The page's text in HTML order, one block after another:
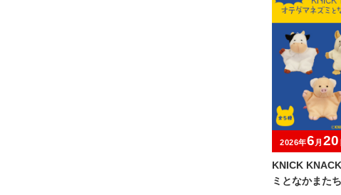
KNICK
ミとなかまた
2026年6 月 20